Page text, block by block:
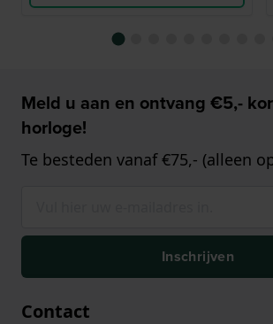
Meld u aan en ontvang €5,-
horloge!
Te besteden vanaf €75,- (alleen
Inschrijven
Contact